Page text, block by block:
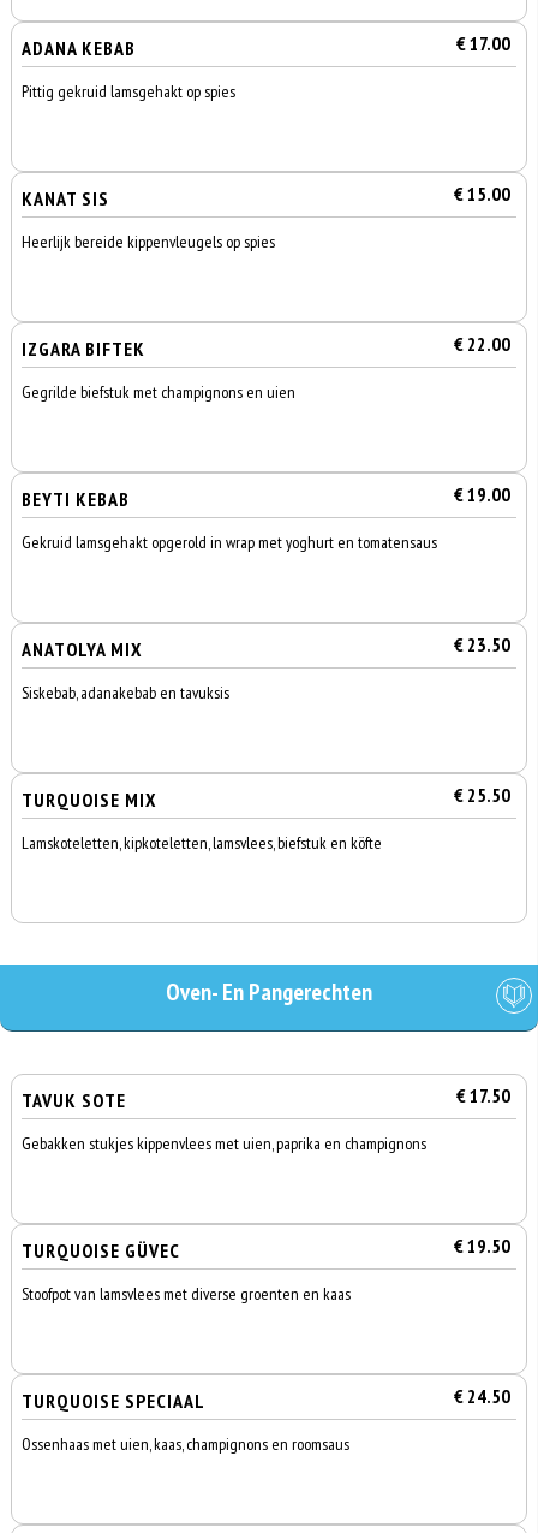
ADANA KEBAB € 17.00
Pittig gekruid lamsgehakt op spies
KANAT SIS € 15.00
Heerlijk bereide kippenvleugels op spies
IZGARA BIFTEK € 22.00
Gegrilde biefstuk met champignons en uien
BEYTI KEBAB € 19.00
Gekruid lamsgehakt opgerold in wrap met yoghurt en tomatensaus
ANATOLYA MIX € 23.50
Siskebab, adanakebab en tavuksis
TURQUOISE MIX € 25.50
Lamskoteletten, kipkoteletten, lamsvlees, biefstuk en köfte
Oven- En Pangerechten
TAVUK SOTE € 17.50
Gebakken stukjes kippenvlees met uien, paprika en champignons
TURQUOISE GÜVEC € 19.50
Stoofpot van lamsvlees met diverse groenten en kaas
TURQUOISE SPECIAAL € 24.50
Ossenhaas met uien, kaas, champignons en roomsaus